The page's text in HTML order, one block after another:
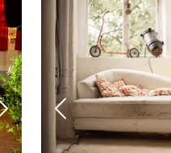
Nächstes BildVorheriges Bild